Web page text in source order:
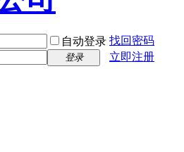
自动登录 找回密码
登录 立即注册